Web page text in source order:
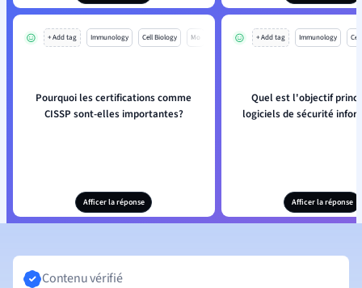
+ Add tag Immunology Cell Biology Mo
Pourquoi les certifications comme
CISSP sont-elles importantes?
Afficer la réponse
+ Add tag Immunology
Quel est l'objectif
logiciels de sécurité
Afficer la réponse
Contenu vérifié